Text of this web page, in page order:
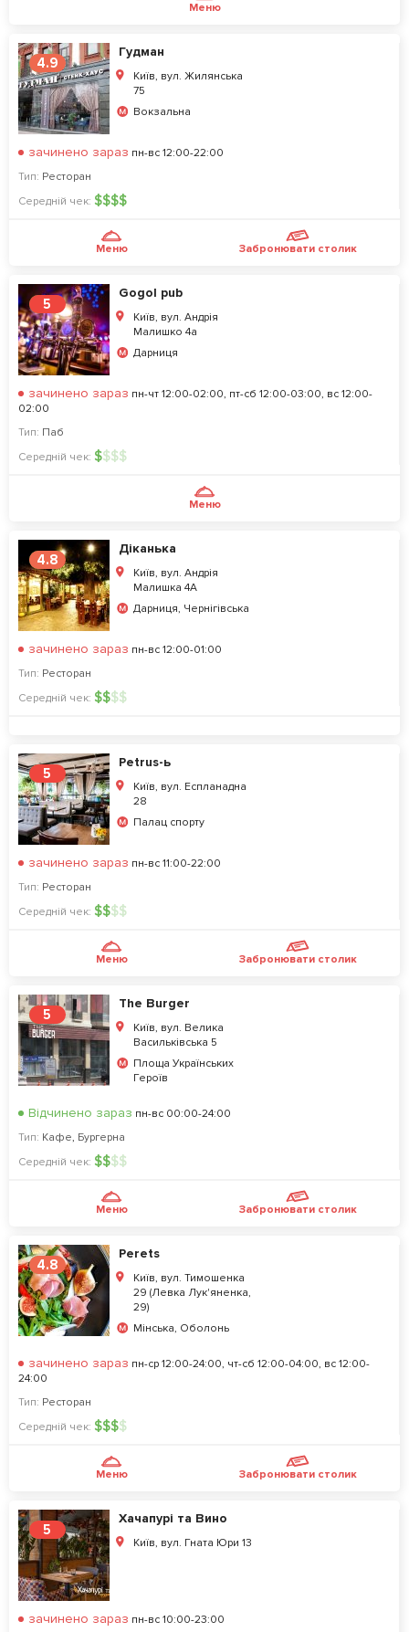
Меню
4.9
Гудман
Київ, вул. Жилянська
75
Вокзальна
зачинено зараз пн-вс 12:00-22:00
Тип: Ресторан
Середній чек: $$$$
Меню Забронювати столик
5
Gogol pub
Київ, вул. Андрія
Малишко 4а
Дарниця
зачинено зараз пн-чт 12:00-02:00, пт-сб 12:00-03:00, вс 12:00-
02:00
Тип: Паб
Середній чек: $$$$
Меню
4.8
Діканька
Київ, вул. Андрія
Малишка 4А
Дарниця, Чернігівська
зачинено зараз пн-вс 12:00-01:00
Тип: Ресторан
Середній чек: $$$$
5
Petrus-ь
Київ, вул. Еспланадна
28
Палац спорту
зачинено зараз пн-вс 11:00-22:00
Тип: Ресторан
Середній чек: $$$$
Меню Забронювати столик
5
The Burger
Київ, вул. Велика
Васильківська 5
Площа Українських
Героїв
Відчинено зараз пн-вс 00:00-24:00
Тип: Кафе, Бургерна
Середній чек: $$$$
Меню Забронювати столик
4.8
Perets
Київ, вул. Тимошенка
29 (Левка Лук'яненка,
29)
Мінська, Оболонь
зачинено зараз пн-ср 12:00-24:00, чт-сб 12:00-04:00, вс 12:00-
24:00
Тип: Ресторан
Середній чек: $$$$
Меню Забронювати столик
5
Хачапурі та Вино
Київ, вул. Гната Юри 13
зачинено зараз пн-вс 10:00-23:00